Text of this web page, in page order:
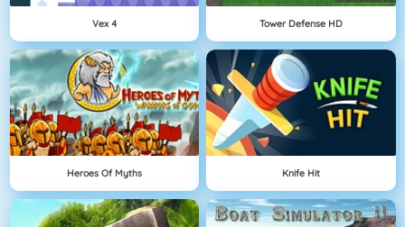
Vex 4 Tower Defense HD
Heroes Of Myths Knife Hit